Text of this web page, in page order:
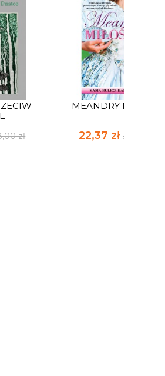
zł
MEANDRY MIŁOŚCI
22,37 zł32,90 zł